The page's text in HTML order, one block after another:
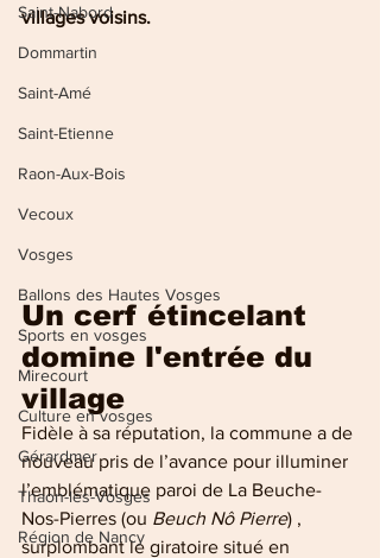
Saint-Nabord
Dommartin
Saint-Amé
Saint-Etienne
Raon-Aux-Bois
Vecoux
Vosges
Ballons des Hautes Vosges
Sports en vosges
Mirecourt
Culture en vosges
Gérardmer
Thaon-les-Vosges
Région de Nancy
villages voisins.
Un cerf étincelant
domine l'entrée du
village
Fidèle à sa réputation, la commune a de
nouveau pris de l’avance pour illuminer
l’emblématique paroi de La Beuche-
Nos-Pierres (ou Beuch Nô Pierre) ,
surplombant le giratoire situé en